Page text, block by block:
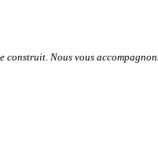
construit. Nous vous